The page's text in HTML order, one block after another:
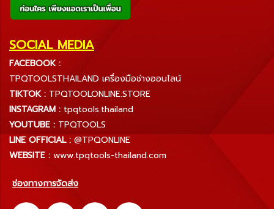
SOCIAL MEDIA
FACEBOOK :
TPQTOOLSTHAILAND เครื่องมือช่างออนไลน์
TIKTOK : TPQTOOLONLINE.STORE
INSTAGRAM : tpqtools.thailand
YOUTUBE : TPQTOOLS
LINE OFFICIAL : @TPQONLINE
WEBSITE : www.tpqtools-thailand.com
ช่องทางการจัดส่ง